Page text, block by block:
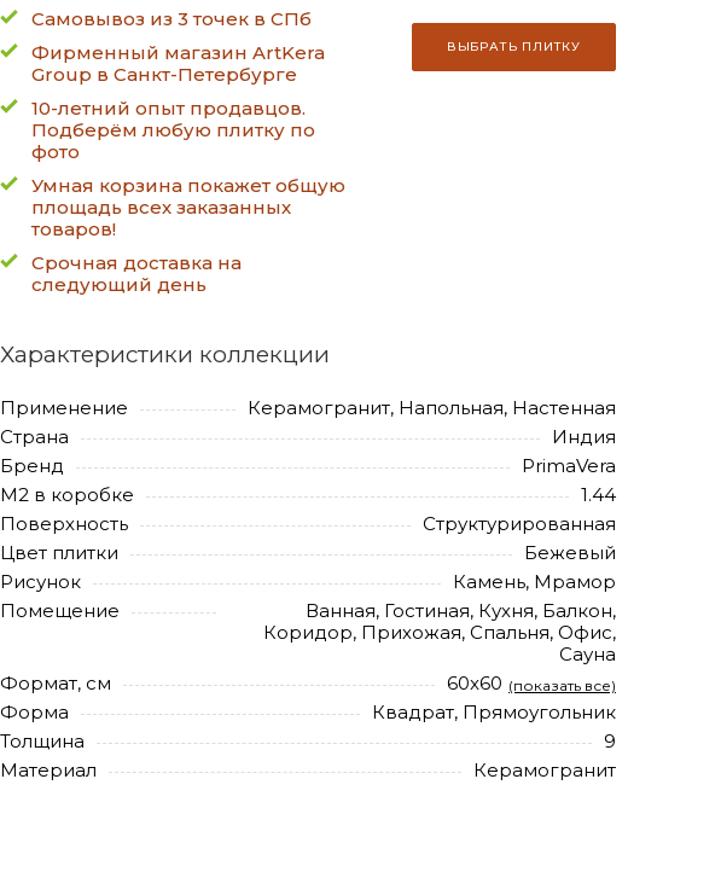
Самовывоз из 3 точек в СПб
Фирменный магазин ArtKera
Group в Санкт-Петербурге
10-летний опыт продавцов.
Подберём любую плитку по
фото
Умная корзина покажет общую
площадь всех заказанных
товаров!
Срочная доставка на
следующий день
ВЫБРАТЬ ПЛИТКУ
Характеристики коллекции
Применение
Керамогранит, Напольная, Настенная
Страна
Индия
Бренд
PrimaVera
М2 в коробке
1.44
Поверхность
Структурированная
Цвет плитки
Бежевый
Рисунок
Камень, Мрамор
Помещение
Ванная, Гостиная, Кухня, Балкон,
Коридор, Прихожая, Спальня, Офис,
Сауна
Формат, см
60x60 (показать все)
Форма
Квадрат, Прямоугольник
Толщина
9
Материал
Керамогранит